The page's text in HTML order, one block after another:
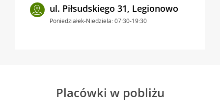
ul. Piłsudskiego 31, Legionowo
Poniedziałek-Niedziela: 07:30-19:30
Placówki w pobliżu